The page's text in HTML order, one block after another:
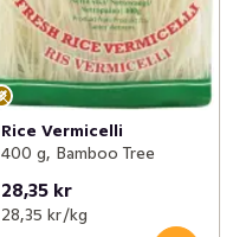
Rice Vermicelli
400 g, Bamboo Tree
28,35 kr
28,35 kr /kg